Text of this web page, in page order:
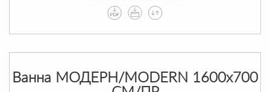
Ванна МОДЕРН/MODERN 1600х700